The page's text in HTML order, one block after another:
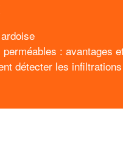
perméables : avantages
détecter les